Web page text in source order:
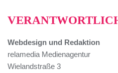
Webdesign und Redaktion
relamedia Medienagentur
Wielandstraße 3